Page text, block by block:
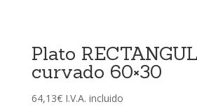
Plato
curvado 60×30
64,13€ I.V.A. incluido